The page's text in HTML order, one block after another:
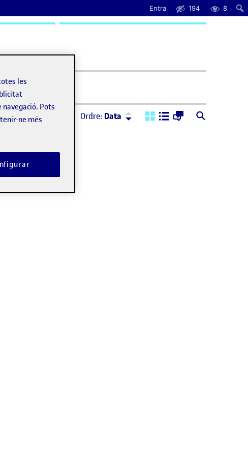
Entra 194 8
Ajuda
Ordre: Data Ordre: Descendent
les
Pots
ne més